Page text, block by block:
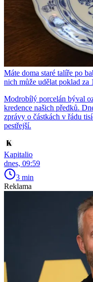
Máte doma staré talíře po
nich může udělat poklad za
Modrobílý porcelán býval
kredence našich předků.
zprávy o částkách v řádu
pestřejší.
Kapitalio
dnes, 09:59
3 min
Reklama